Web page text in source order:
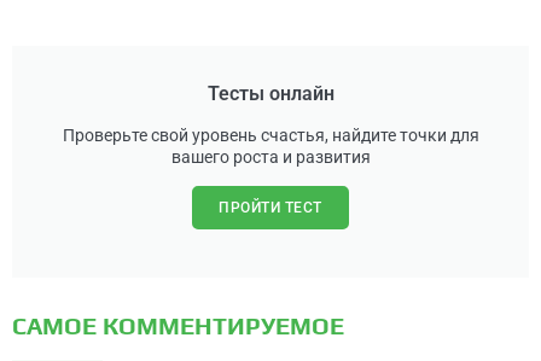
Тесты онлайн
Проверьте свой уровень счастья, найдите точки для
вашего роста и развития
ПРОЙТИ ТЕСТ
САМОЕ КОММЕНТИРУЕМОЕ